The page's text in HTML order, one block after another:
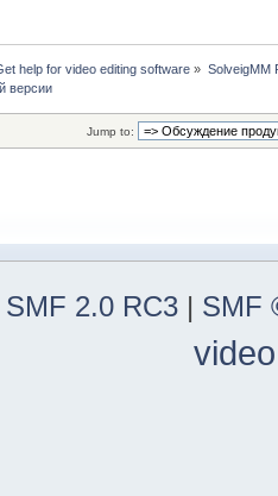
help for video editing software » SolveigMM
версии
Jump to:
2.0 RC3 | SMF